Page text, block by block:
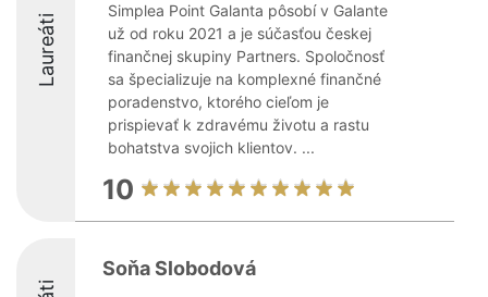
Laureáti
Simplea Point Galanta pôsobí v Galante
už od roku 2021 a je súčasťou českej
finančnej skupiny Partners. Spoločnosť
sa špecializuje na komplexné finančné
poradenstvo, ktorého cieľom je
prispievať k zdravému životu a rastu
bohatstva svojich klientov. ...
10
Soňa Slobodová